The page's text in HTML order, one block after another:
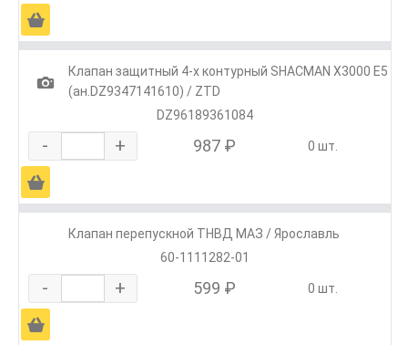
Ä
1
Клапан защитный 4-х контурный SHACMAN X3000 E5
(ан.DZ9347141610) / ZTD
DZ96189361084
- + 987 ₽ 0 шт.
Ä
Клапан перепускной ТНВД МАЗ / Ярославль
60-1111282-01
- + 599 ₽ 0 шт.
Ä